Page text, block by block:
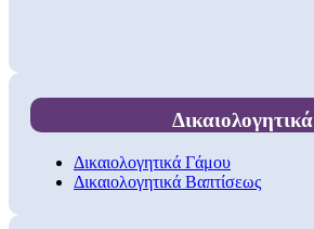
Δικαιολογητικά
Δικαιολογητικά Γάμου
Δικαιολογητικά Βαπτίσεως